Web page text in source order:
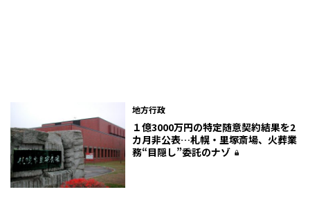
地方行政
１億3000万円の特定随意契約結果を2
カ月非公表…札幌・里塚斎場、火葬業
務“目隠し”委託のナゾ